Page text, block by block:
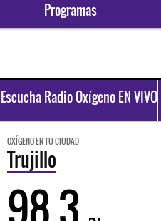
Programas
Escucha Radio Oxígeno EN VIVO
OXÍGENO EN TU CIUDAD
Trujillo
98.3